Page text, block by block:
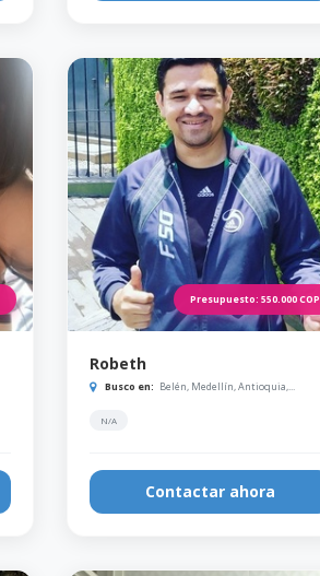
Presupuesto: 550.000 COP
Robeth
Busco en: Belén, Medellín, Antioquia,...
N/A
Contactar ahora